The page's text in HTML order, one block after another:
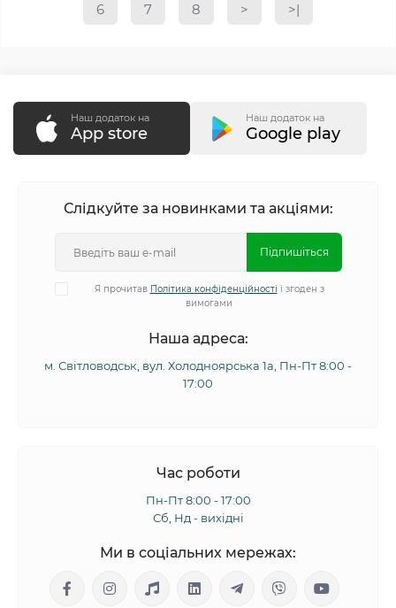
6 7 8 > >|
Наш додаток на
App store
Наш додаток на
Google play
Слідкуйте за новинками та акціями:
Підпишіться
Я прочитав Політика конфіденційності і згоден з
вимогами
Наша адреса:
м. Світловодськ, вул. Холодноярська 1а, Пн-Пт 8:00 -
17:00
Час роботи
Пн-Пт 8:00 - 17:00
Сб, Нд - вихідні
Ми в соціальних мережах: